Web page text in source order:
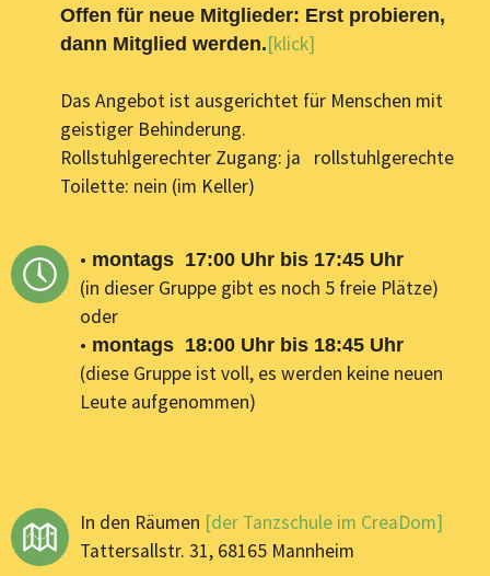
Offen für neue Mitglieder: Erst probieren,
dann Mitglied werden.[klick]
Das Angebot ist ausgerichtet für Menschen mit
geistiger Behinderung.
Rollstuhlgerechter Zugang: ja rollstuhlgerechte
Toilette: nein (im Keller)
• montags 17:00 Uhr bis 17:45 Uhr
(in dieser Gruppe gibt es noch 5 freie Plätze)
oder
• montags 18:00 Uhr bis 18:45 Uhr
(diese Gruppe ist voll, es werden keine neuen
Leute aufgenommen)
In den Räumen [der Tanzschule im CreaDom]
Tattersallstr. 31, 68165 Mannheim